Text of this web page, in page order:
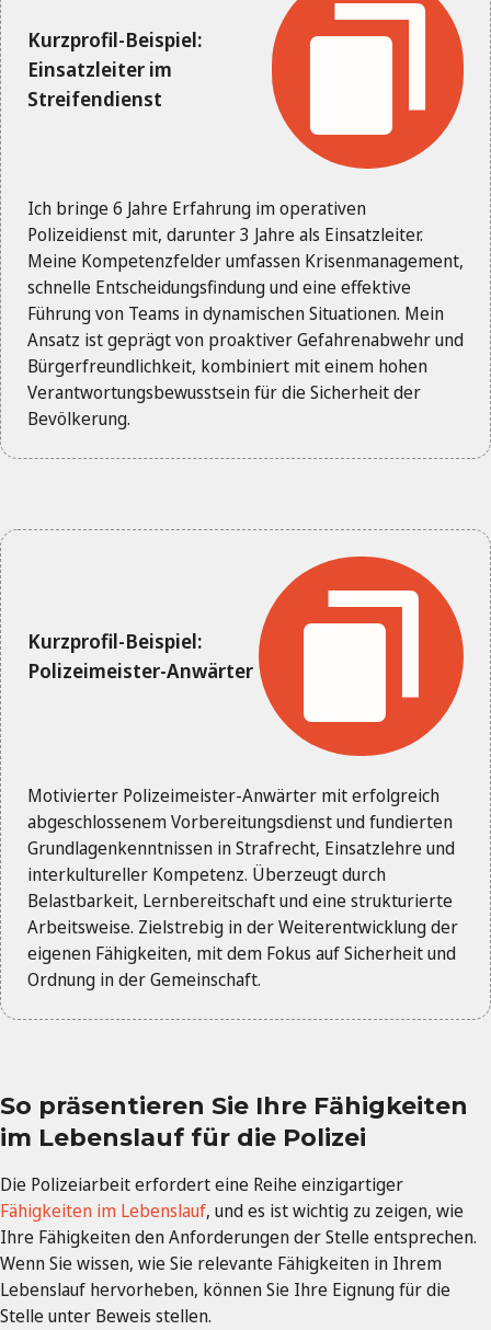
Kurzprofil-Beispiel:
Einsatzleiter im
Streifendienst
Ich bringe 6 Jahre Erfahrung im operativen
Polizeidienst mit, darunter 3 Jahre als Einsatzleiter.
Meine Kompetenzfelder umfassen Krisenmanagement,
schnelle Entscheidungsfindung und eine effektive
Führung von Teams in dynamischen Situationen. Mein
Ansatz ist geprägt von proaktiver Gefahrenabwehr und
Bürgerfreundlichkeit, kombiniert mit einem hohen
Verantwortungsbewusstsein für die Sicherheit der
Bevölkerung.
Kurzprofil-Beispiel:
Polizeimeister-Anwärter
Motivierter Polizeimeister-Anwärter mit erfolgreich
abgeschlossenem Vorbereitungsdienst und fundierten
Grundlagenkenntnissen in Strafrecht, Einsatzlehre und
interkultureller Kompetenz. Überzeugt durch
Belastbarkeit, Lernbereitschaft und eine strukturierte
Arbeitsweise. Zielstrebig in der Weiterentwicklung der
eigenen Fähigkeiten, mit dem Fokus auf Sicherheit und
Ordnung in der Gemeinschaft.
So präsentieren Sie Ihre Fähigkeiten
im Lebenslauf für die Polizei
Die Polizeiarbeit erfordert eine Reihe einzigartiger
Fähigkeiten im Lebenslauf, und es ist wichtig zu zeigen, wie
Ihre Fähigkeiten den Anforderungen der Stelle entsprechen.
Wenn Sie wissen, wie Sie relevante Fähigkeiten in Ihrem
Lebenslauf hervorheben, können Sie Ihre Eignung für die
Stelle unter Beweis stellen.